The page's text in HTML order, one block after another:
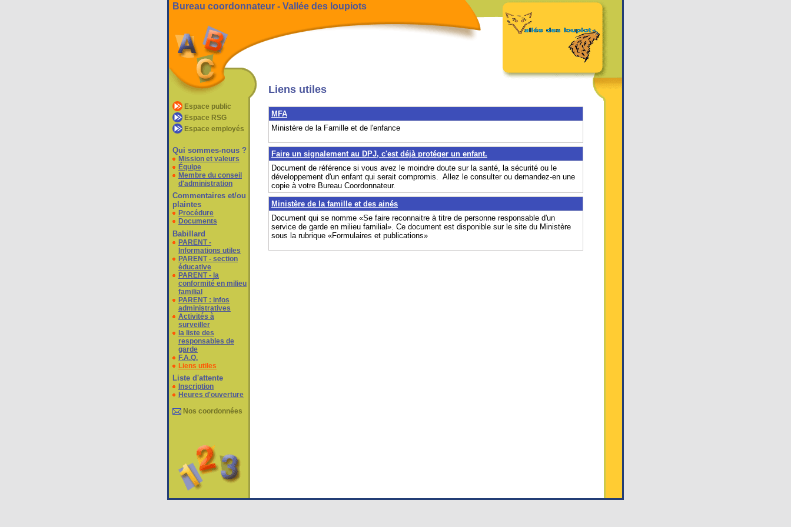
Bureau coordonnateur - Vallée des loupiots
Espace public
Espace RSG
Espace employés
Qui sommes-nous ?
Mission et valeurs
Équipe
Membre du conseil
d'administration
Commentaires et/ou
plaintes
Procédure
Documents
Babillard
PARENT -
Informations utiles
PARENT - section
éducative
PARENT - la
conformité en milieu
familial
PARENT : infos
administratives
Activités à
surveiller
la liste des
responsables de
garde
F.A.Q.
Liens utiles
Liste d'attente
Inscription
Heures d'ouverture
Nos coordonnées
Liens utiles
MFA
Ministère de la Famille et de l'enfance
Faire un signalement au DPJ, c'est déjà protéger un enfant.
Document de référence si vous avez le moindre doute sur la santé, la sécurité ou le
développement d'un enfant qui serait compromis. Allez le consulter ou demandez-en une
copie à votre Bureau Coordonnateur.
Ministère de la famille et des ainés
Document qui se nomme «Se faire reconnaitre à titre de personne responsable d'un
service de garde en milieu familial». Ce document est disponible sur le site du Ministère
sous la rubrique «Formulaires et publications»